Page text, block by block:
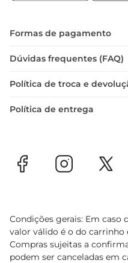
Informações adicionais
opção para quem
ocasiões especiais,
Experimente e
Formas de pagamento
Dúvidas frequentes (FAQ)
Política de troca e
Política de entrega
Condições gerais: Em caso
valor válido é o do carrinho
Compras sujeitas a
podem ser canceladas em